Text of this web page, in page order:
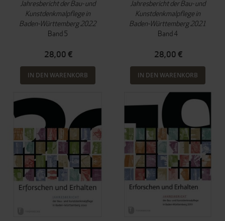
Jahresbericht der Bau- und
Kunstdenkmalpflege in
Baden-Württemberg 2022
Band 5
28,00 €
IN DEN WARENKORB
Jahresbericht der Bau- und
Kunstdenkmalpflege in
Baden-Württemberg 2021
Band 4
28,00 €
IN DEN WARENKORB